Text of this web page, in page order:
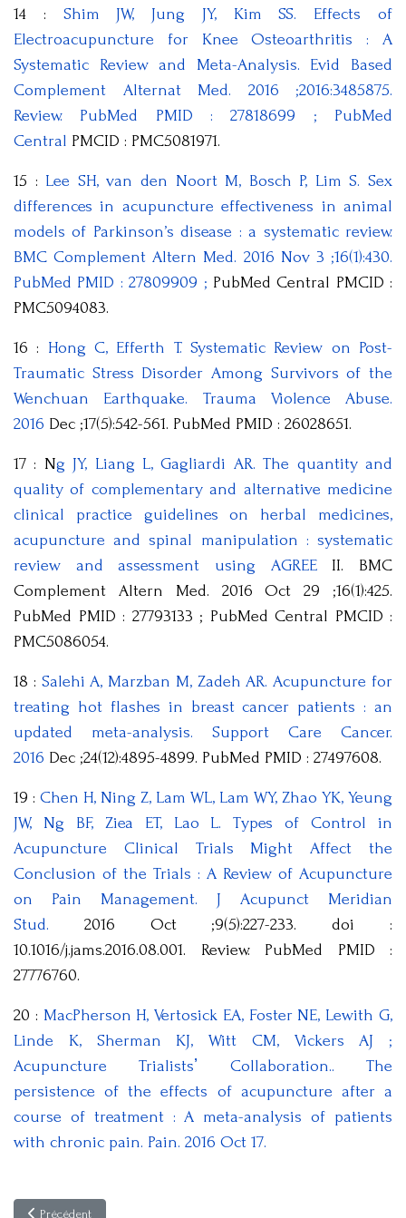
14 : Shim JW, Jung JY, Kim SS. Effects of
Electroacupuncture for Knee Osteoarthritis : A
Systematic Review and Meta-Analysis. Evid Based
Complement Alternat Med. 2016 ;2016:3485875.
Review. PubMed PMID : 27818699 ; PubMed
Central PMCID : PMC5081971.
15 : Lee SH, van den Noort M, Bosch P, Lim S. Sex
differences in acupuncture effectiveness in animal
models of Parkinson’s disease : a systematic review.
BMC Complement Altern Med. 2016 Nov 3 ;16(1):430.
PubMed PMID : 27809909 ; PubMed Central PMCID :
PMC5094083.
16 : Hong C, Efferth T. Systematic Review on Post-
Traumatic Stress Disorder Among Survivors of the
Wenchuan Earthquake. Trauma Violence Abuse.
2016 Dec ;17(5):542-561. PubMed PMID : 26028651.
17 : Ng JY, Liang L, Gagliardi AR. The quantity and
quality of complementary and alternative medicine
clinical practice guidelines on herbal medicines,
acupuncture and spinal manipulation : systematic
review and assessment using AGREEII. BMC
Complement Altern Med. 2016 Oct 29 ;16(1):425.
PubMed PMID : 27793133 ; PubMed Central PMCID :
PMC5086054.
18 : Salehi A, Marzban M, Zadeh AR. Acupuncture for
treating hot flashes in breast cancer patients : an
updated meta-analysis. Support Care Cancer.
2016 Dec ;24(12):4895-4899. PubMed PMID : 27497608.
19 : Chen H, Ning Z, Lam WL, Lam WY, Zhao YK, Yeung
JW, Ng BF, Ziea ET, Lao L. Types of Control in
Acupuncture Clinical Trials Might Affect the
Conclusion of the Trials : A Review of Acupuncture
on Pain Management. J Acupunct Meridian
Stud. 2016 Oct ;9(5):227-233. doi :
10.1016/j.jams.2016.08.001. Review. PubMed PMID :
27776760.
20 : MacPherson H, Vertosick EA, Foster NE, Lewith G,
Linde K, Sherman KJ, Witt CM, Vickers AJ ;
Acupuncture Trialistsʼ Collaboration.. The
persistence of the effects of acupuncture after a
course of treatment : A meta-analysis of patients
with chronic pain. Pain. 2016 Oct 17.
Article précédent : L’électroacupuncture soulage les douleurs du travail
Précédent